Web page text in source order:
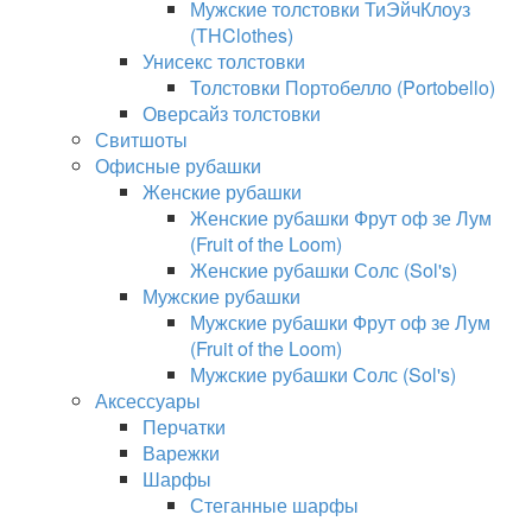
Мужские толстовки ТиЭйчКлоуз
(THClothes)
Унисекс толстовки
Толстовки Портобелло (Portobello)
Оверсайз толстовки
Свитшоты
Офисные рубашки
Женские рубашки
Женские рубашки Фрут оф зе Лум
(Fruit of the Loom)
Женские рубашки Солс (Sol's)
Мужские рубашки
Мужские рубашки Фрут оф зе Лум
(Fruit of the Loom)
Мужские рубашки Солс (Sol's)
Аксессуары
Перчатки
Варежки
Шарфы
Стеганные шарфы